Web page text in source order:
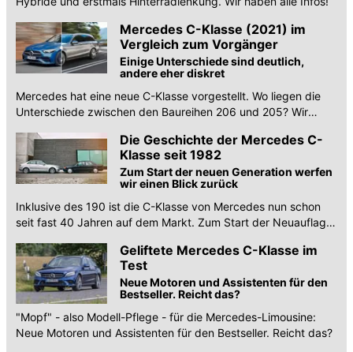
Mercedes C-Klasse (2021) im
Vergleich zum Vorgänger
Einige Unterschiede sind deutlich,
andere eher diskret
Mercedes hat eine neue C-Klasse vorgestellt. Wo liegen die
Unterschiede zwischen den Baureihen 206 und 205? Wir
Die Geschichte der Mercedes C-
Klasse seit 1982
Zum Start der neuen Generation werfen
wir einen Blick zurück
Inklusive des 190 ist die C-Klasse von Mercedes nun schon
seit fast 40 Jahren auf dem Markt. Zum Start der Neuauflage
Geliftete Mercedes C-Klasse im
Test
Neue Motoren und Assistenten für den
Bestseller. Reicht das?
"Mopf" - also Modell-Pflege - für die Mercedes-Limousine:
Neue Motoren und Assistenten für den Bestseller. Reicht das?